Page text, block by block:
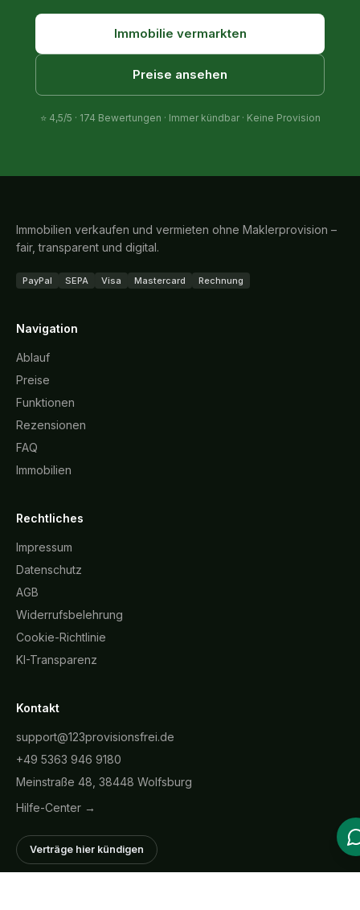
Immobilie vermarkten
Preise ansehen
⭐ 4,5/5 · 174 Bewertungen · Immer kündbar · Keine Provision
Immobilien verkaufen und vermieten ohne Maklerprovision –
fair, transparent und digital.
PayPal SEPA Visa Mastercard Rechnung
Navigation
Ablauf
Preise
Funktionen
Rezensionen
FAQ
Immobilien
Rechtliches
Impressum
Datenschutz
AGB
Widerrufsbelehrung
Cookie-Richtlinie
KI-Transparenz
Kontakt
support@123provisionsfrei.de
+49 5363 946 9180
Meinstraße 48, 38448 Wolfsburg
Hilfe-Center →
Verträge hier kündigen